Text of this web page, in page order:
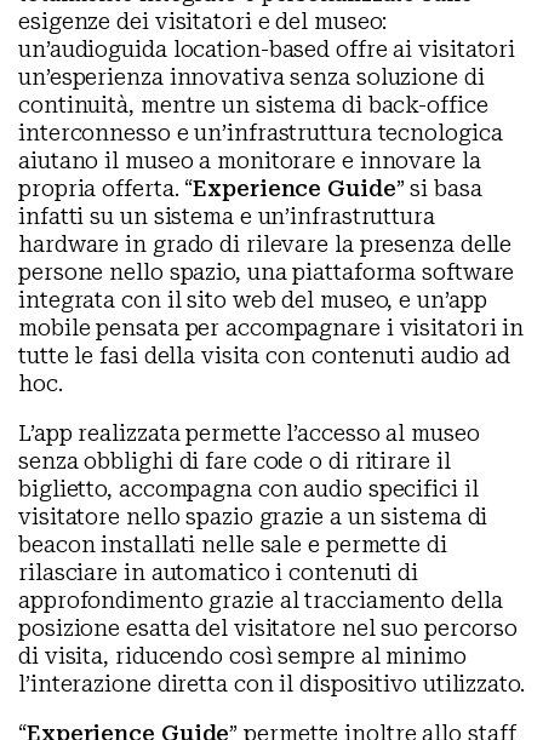
esigenze dei visitatori e del museo:
un’audioguida location-based offre ai visitatori
un’esperienza innovativa senza soluzione di
continuità, mentre un sistema di back-office
interconnesso e un’infrastruttura tecnologica
aiutano il museo a monitorare e innovare la
propria offerta. “Experience Guide” si basa
infatti su un sistema e un’infrastruttura
hardware in grado di rilevare la presenza delle
persone nello spazio, una piattaforma software
integrata con il sito web del museo, e un’app
mobile pensata per accompagnare i visitatori in
tutte le fasi della visita con contenuti audio ad
hoc.
L’app realizzata permette l’accesso al museo
senza obblighi di fare code o di ritirare il
biglietto, accompagna con audio specifici il
visitatore nello spazio grazie a un sistema di
beacon installati nelle sale e permette di
rilasciare in automatico i contenuti di
approfondimento grazie al tracciamento della
posizione esatta del visitatore nel suo percorso
di visita, riducendo così sempre al minimo
l’interazione diretta con il dispositivo utilizzato.
“Experience Guide” permette inoltre allo staff